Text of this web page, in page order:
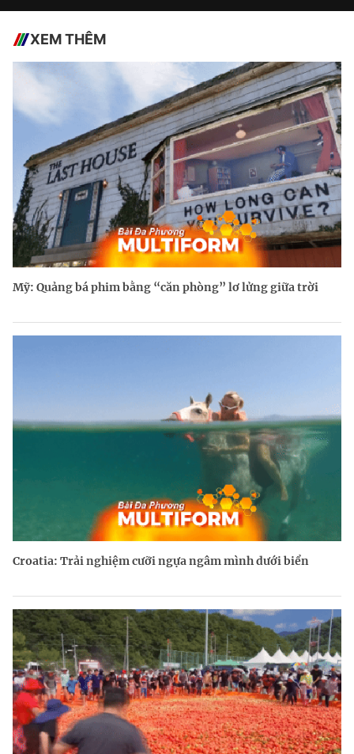
XEM THÊM
Mỹ: Quảng bá phim bằng “căn phòng” lơ lửng giữa trời
Croatia: Trải nghiệm cưỡi ngựa ngâm mình dưới biển